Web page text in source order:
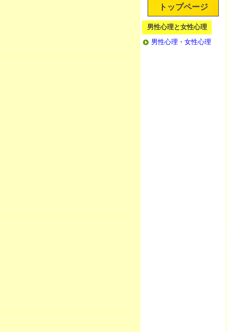
トップページ
男性心理と女性心理
男性心理・女性心理